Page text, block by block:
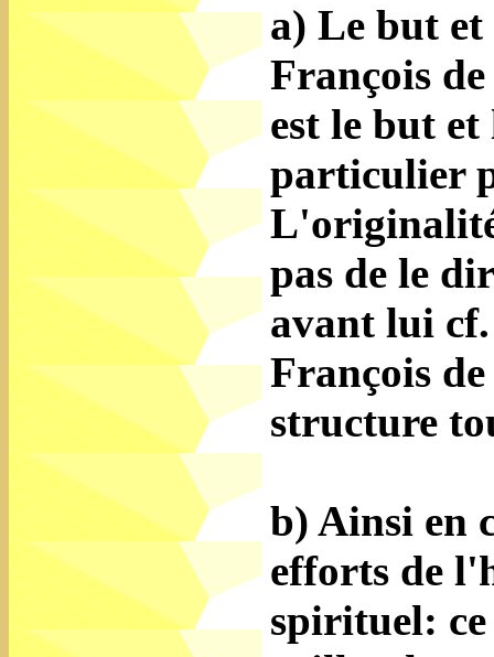
a) Le but
François
est le but
particulier
L'originalité
pas de le
avant lui
François
structure
b) Ainsi en
efforts de
spirituel: ce